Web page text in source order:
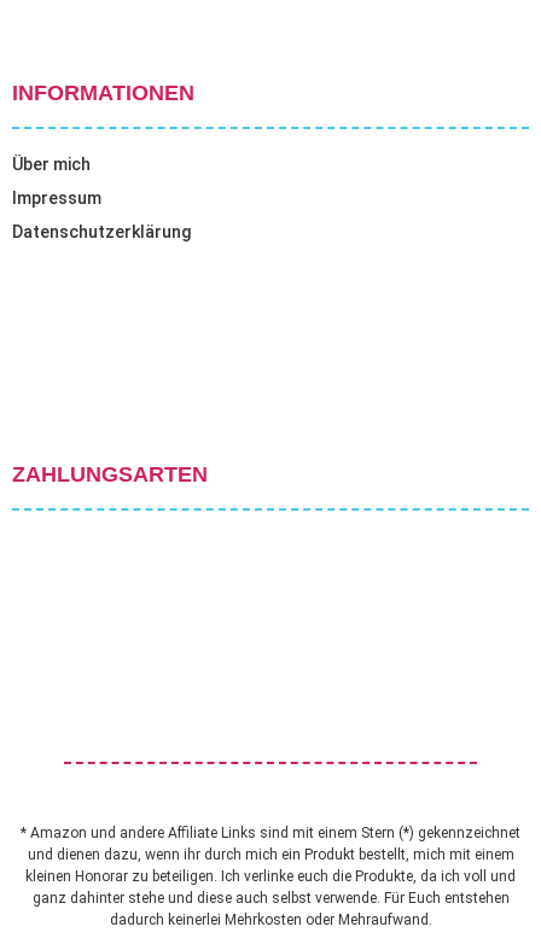
INFORMATIONEN
Über mich
Impressum
Datenschutzerklärung
ZAHLUNGSARTEN
* Amazon und andere Affiliate Links sind mit einem Stern (*) gekennzeichnet
und dienen dazu, wenn ihr durch mich ein Produkt bestellt, mich mit einem
kleinen Honorar zu beteiligen. Ich verlinke euch die Produkte, da ich voll und
ganz dahinter stehe und diese auch selbst verwende. Für Euch entstehen
dadurch keinerlei Mehrkosten oder Mehraufwand.